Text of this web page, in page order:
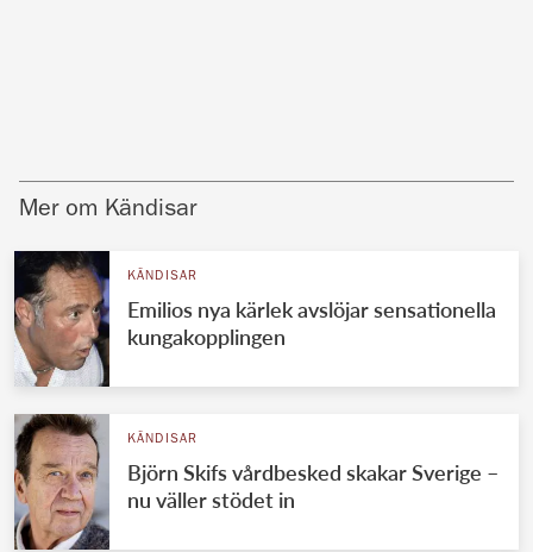
Mer om Kändisar
KÄNDISAR
Emilios nya kärlek avslöjar sensationella
kungakopplingen
KÄNDISAR
Björn Skifs vårdbesked skakar Sverige –
nu väller stödet in